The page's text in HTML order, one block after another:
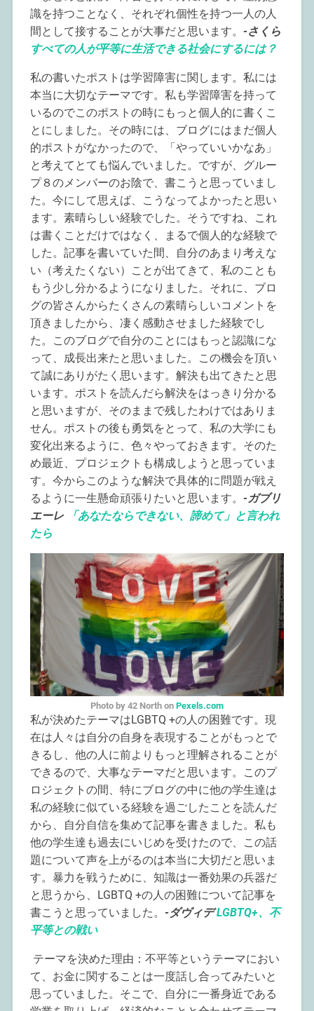
識を持つことなく、それぞれ個性を持つ一人の人
間として接することが大事だと思います。 -さくら
すべての人が平等に生活できる社会にするには？
私の書いたポストは学習障害に関します。私には
本当に大切なテーマです。私も学習障害を持って
いるのでこのポストの時にもっと個人的に書くこ
とにしました。その時には、ブログにはまだ個人
的ポストがなかったので、「やっていいかなあ」
と考えてとても悩んでいました。ですが、グルー
プ８のメンバーのお陰で、書こうと思っていまし
た。今にして思えば、こうなってよかったと思い
ます。素晴らしい経験でした。そうですね、これ
は書くことだけではなく、まるで個人的な経験で
した。記事を書いていた間、自分のあまり考えな
い（考えたくない）ことが出てきて、私のことも
もう少し分かるようになりました。それに、ブロ
グの皆さんからたくさんの素晴らしいコメントを
頂きましたから、凄く感動させました経験でし
た。このブログで自分のことにはもっと認識にな
って、成長出来たと思いました。この機会を頂い
て誠にありがたく思います。解決も出てきたと思
います。ポストを読んだら解決をはっきり分かる
と思いますが、そのままで残したわけではありま
せん。ポストの後も勇気をとって、私の大学にも
変化出来るように、色々やっておきます。そのた
め最近、プロジェクトも構成しようと思っていま
す。今からこのような解決で具体的に問題が戦え
るように一生懸命頑張りたいと思います。 -ガブリ
エーレ
「あなたならできない、諦めて」と言われ
たら
Photo by 42 North on Pexels.com
私が決めたテーマはLGBTQ +の人の困難です。現
在は人々は自分の自身を表現することがもっとで
きるし、他の人に前よりもっと理解されることが
できるので、大事なテーマだと思います。このプ
ロジェクトの間、特にブログの中に他の学生達は
私の経験に似ている経験を過ごしたことを読んだ
から、自分自信を集めて記事を書きました。私も
他の学生達も過去にいじめを受けたので、この話
題について声を上がるのは本当に大切だと思いま
す。暴力を戦うために、知識は一番効果の兵器だ
と思うから、LGBTQ +の人の困難について記事を
書こうと思っていました。 -ダヴィデLGBTQ+、不
平等との戦い
テーマを決めた理由：不平等というテーマにおい
て、お金に関することは一度話し合ってみたいと
思っていました。そこで、自分に一番身近である